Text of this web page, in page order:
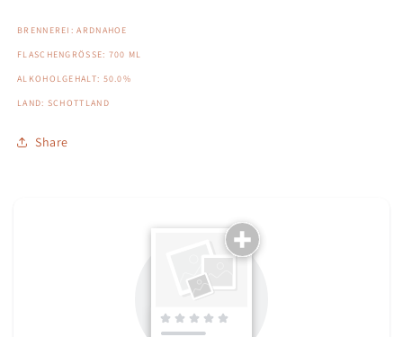
BRENNEREI: ARDNAHOE
FLASCHENGRÖSSE: 700 ML
ALKOHOLGEHALT: 50.0%
LAND: SCHOTTLAND
Share